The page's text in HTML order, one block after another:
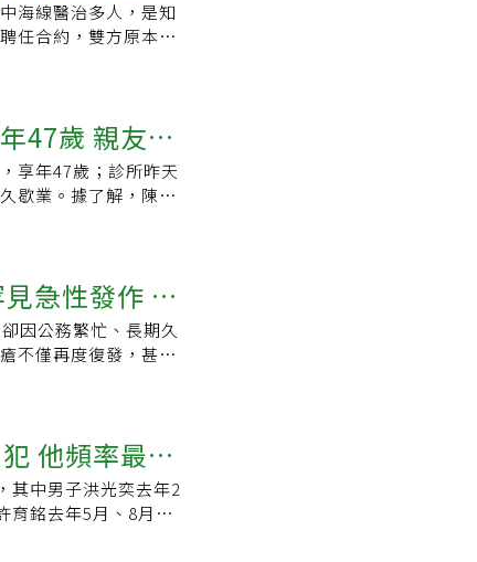
海線醫治多人，是知
任合約，雙方原本已
結果，院方感遺憾，
結果感到意外，認為
，他在臉書發文「我
工作了30年，從年輕
是因為他退休，不是
必須向大家表達最深
約，先前雙方原本已
月1、2日積極溝通，
有門診及所有手術排
明如下，醫院對於此
慮，深感歉意。針對
行聘約屆滿前，即持
式均投入相當多時間
案。協商過程中，院
47歲 親友、
享年47歲；診所昨天
歇業。據了解，陳世
服務，經家屬審慎評
久歇業，目前家屬正
業醫師，曾任大甲李
醫美中心，獲得患者
一名患者說上周才去
急性發作 坐
因公務繁忙、長期久
不僅再度復發，甚至
多數患者都拖延了相
，一名40多歲的男性
血，經醫檢發現罹患
床上其實很少見。」
得極為狹窄，每次排
他頻率最
其中男子洪光奕去年2
銘去年5月、8月及9